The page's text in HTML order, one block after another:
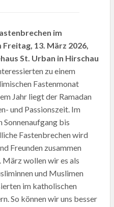
im
13. März 2026,
St. Urban in Hirschau
zu einem
Fastenmonat
Jahr liegt der Ramadan
und Passionszeit. Im
Sonnenaufgang bis
Fastenbrechen wird
Freunden zusammen
März wollen wir es als
und Muslimen
im katholischen
So können wir uns besser